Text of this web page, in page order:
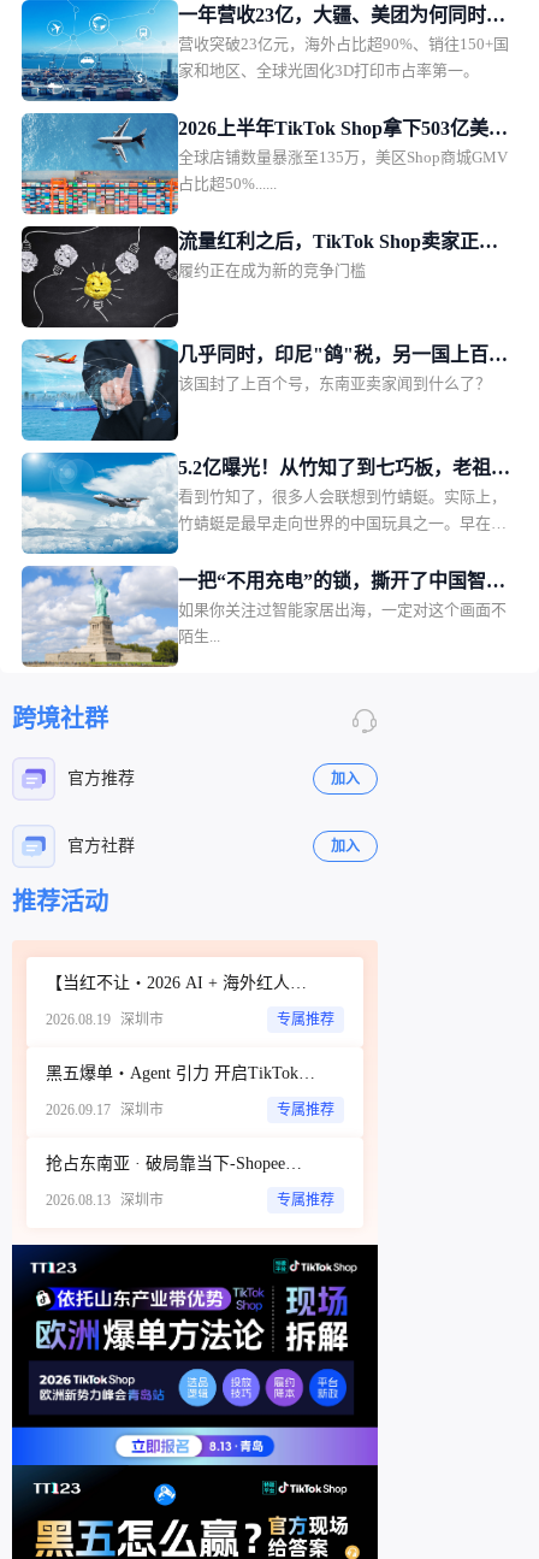
一年营收23亿，大疆、美团为何同时押
注这家深圳公司？
营收突破23亿元，海外占比超90%、销往150+国
家和地区、全球光固化3D打印市占率第一。
2026上半年TikTok Shop拿下503亿美
元，美区反超印尼重夺第一
全球店铺数量暴涨至135万，美区Shop商城GMV
占比超50%......
流量红利之后，TikTok Shop卖家正在
补上供应链这一课
履约正在成为新的竞争门槛
几乎同时，印尼"鸽"税，另一国上百个
本土号暴雷
该国封了上百个号，东南亚卖家闻到什么了？
5.2亿曝光！从竹知了到七巧板，老祖宗
的玩具凭什么横扫北美大牌
看到竹知了，很多人会联想到竹蜻蜓。实际上，
竹蜻蜓是最早走向世界的中国玩具之一。早在晋
入欧洲，被西方人称作中国陀螺。漂洋过海的东
方智慧15至18世纪，竹蜻蜓在欧洲贵族孩童间广
为流行；时至今日，浙江安吉、义乌的工厂生产
锁，又称孔明锁，代表了东方木工智慧的巅峰。
这种完全依托榫卯结构的益智玩具，近代便已外
销欧美，被视作中国传统工艺的经典符号。而在
所有中国古代益智玩具中，出海最成功、影响力
满诗意的名字：唐图（Tangram）。七巧板的源
一把“不用充电”的锁，撕开了中国智能
门锁出海的新切口
如果你关注过智能家居出海，一定对这个画面不
陌生...
跨境社群
官方推荐 加入
官方社群 加入
推荐活动
【当红不让・2026 AI + 海外红人营销大会暨 WotoHub 卖家大会】
2026.08.19 深圳市 专属推荐
黑五爆单・Agent 引力 开启TikTok新达人经济时代 ——ScoreHub 2026 品牌大会
2026.09.17 深圳市 专属推荐
抢占东南亚 · 破局靠当下-Shopee商家破局增长闭门私享会
2026.08.13 深圳市 专属推荐